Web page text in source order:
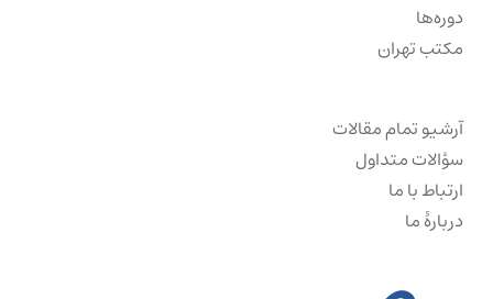
دوره‌ها
مکتب تهران
آرشیو تمام مقالات
سؤالات متداول
ارتباط با ما
دربارهٔ ما